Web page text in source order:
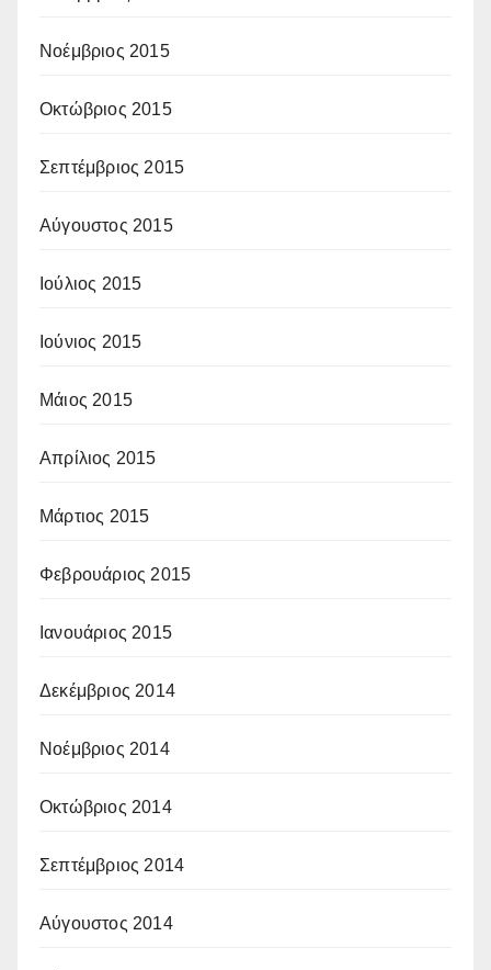
Νοέμβριος 2015
Οκτώβριος 2015
Σεπτέμβριος 2015
Αύγουστος 2015
Ιούλιος 2015
Ιούνιος 2015
Μάιος 2015
Απρίλιος 2015
Μάρτιος 2015
Φεβρουάριος 2015
Ιανουάριος 2015
Δεκέμβριος 2014
Νοέμβριος 2014
Οκτώβριος 2014
Σεπτέμβριος 2014
Αύγουστος 2014